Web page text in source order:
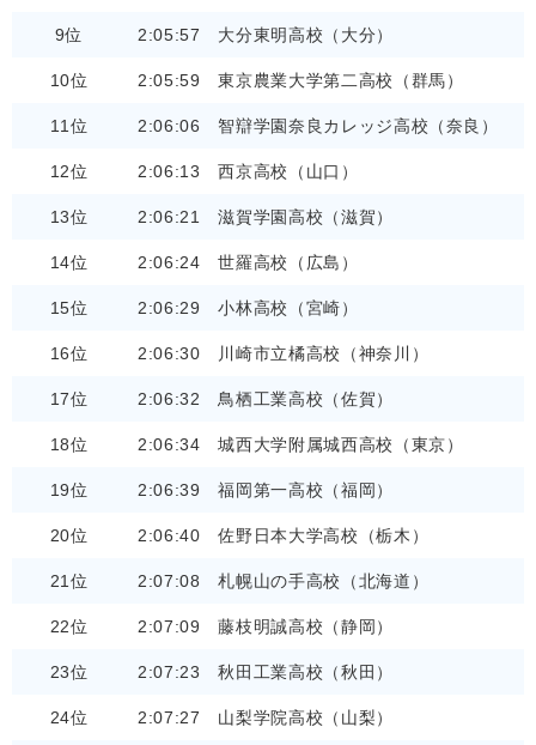
9位 2:05:57 大分東明高校（大分）
10位 2:05:59 東京農業大学第二高校（群馬）
11位 2:06:06 智辯学園奈良カレッジ高校（奈良）
12位 2:06:13 西京高校（山口）
13位 2:06:21 滋賀学園高校（滋賀）
14位 2:06:24 世羅高校（広島）
15位 2:06:29 小林高校（宮崎）
16位 2:06:30 川崎市立橘高校（神奈川）
17位 2:06:32 鳥栖工業高校（佐賀）
18位 2:06:34 城西大学附属城西高校（東京）
19位 2:06:39 福岡第一高校（福岡）
20位 2:06:40 佐野日本大学高校（栃木）
21位 2:07:08 札幌山の手高校（北海道）
22位 2:07:09 藤枝明誠高校（静岡）
23位 2:07:23 秋田工業高校（秋田）
24位 2:07:27 山梨学院高校（山梨）